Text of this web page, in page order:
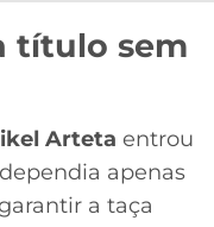
título sem
Arteta entrou
apenas
a taça